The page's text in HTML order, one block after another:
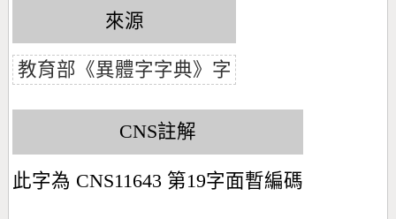
來源
教育部《異體字字典》字
CNS註解
此字為 CNS11643 第19字面暫編碼